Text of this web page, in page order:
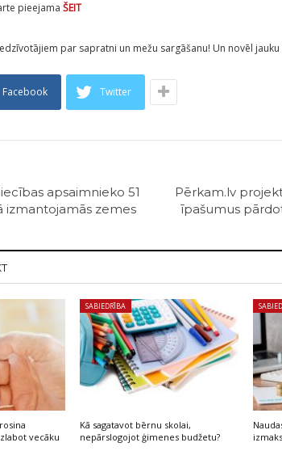
pieejama ŠEIT
par sapratni un mežu sargāšanu! Un novēl
Facebook Twitter
apsaimnieko 51
izmantojamās zemes
Pērkam.lv
īpašumus
vecāku
SABIEDRĪBA
Kā sagatavot bērnu skolai,
nepārslogojot ģimenes budžetu?